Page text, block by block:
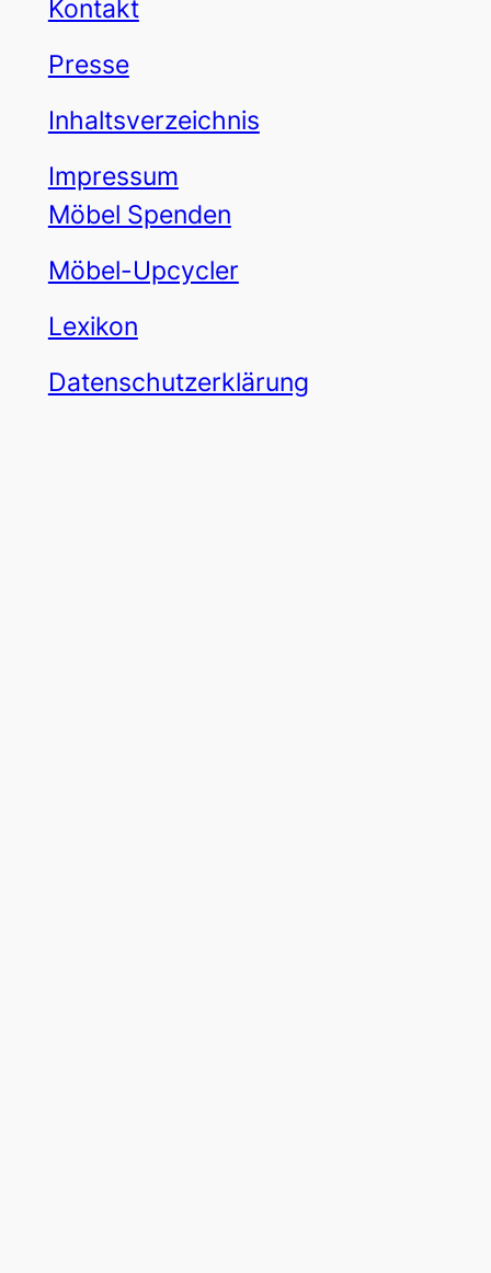
Kontakt
Presse
Inhaltsverzeichnis
Impressum
Möbel Spenden
Möbel-Upcycler
Lexikon
Datenschutzerklärung